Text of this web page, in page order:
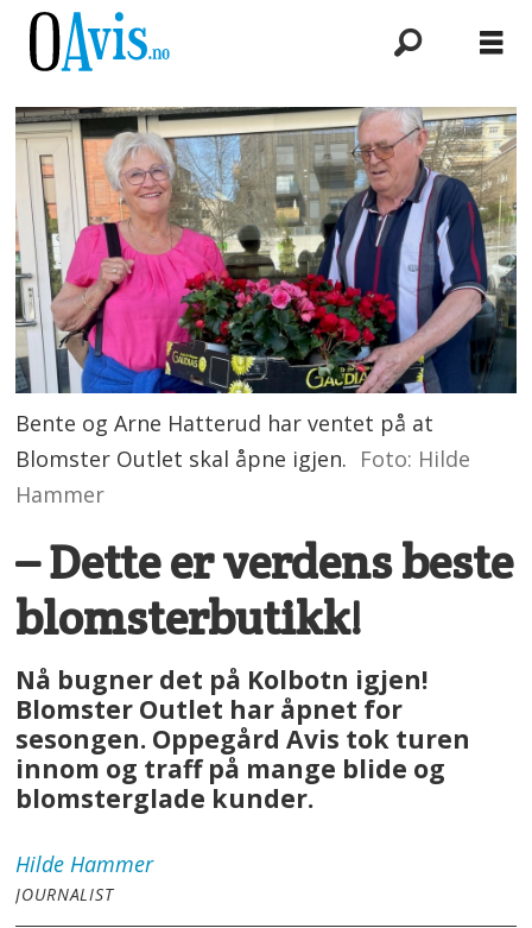
Bente og Arne Hatterud har ventet på at
Blomster Outlet skal åpne igjen. Foto: Hilde
Hammer
– Dette er verdens beste
blomsterbutikk!
Nå bugner det på Kolbotn igjen!
Blomster Outlet har åpnet for
sesongen. Oppegård Avis tok turen
innom og traff på mange blide og
blomsterglade kunder.
Hilde Hammer
JOURNALIST